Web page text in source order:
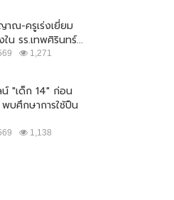
ลุงพลเผยไม่กังวลอัศวินขี่ม้าขาวโดด
ช่วยแม่น้องชมพู่
ณ-ครูเร่งเยี่ยม
ใน รร.เทพศิรินทร์...
1,271
น์ "เด็ก 14" ก่อน
บศึกษาการใช้ปืน
1,138